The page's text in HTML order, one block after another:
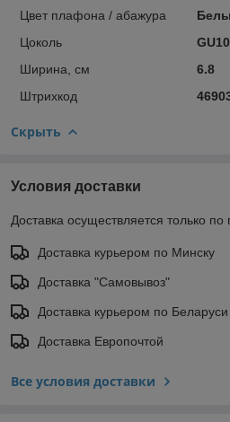
Цвет плафона / абажура
Цоколь
GU10
Ширина, см
6.8
Штрихкод
Скрыть
Условия доставки
Доставка осуществляется только по
Доставка курьером по Минску
Доставка "Самовывоз"
Доставка курьером по Беларуси
Доставка Европочтой
Все условия доставки